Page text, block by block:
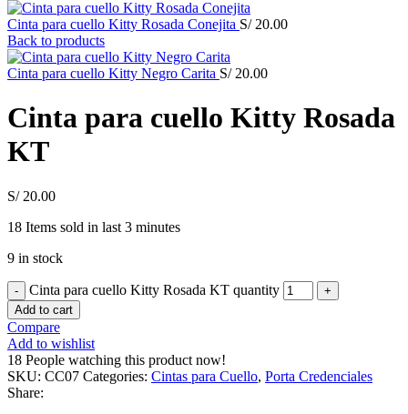
Cinta para cuello Kitty Rosada Conejita S/20.00
Back to products
Cinta para cuello Kitty Negro Carita S/20.00
Cinta para cuello Kitty Rosada
KT
S/20.00
18 Items sold in last 3 minutes
9 in stock
Cinta para cuello Kitty Rosada KT quantity
Add to cart
Compare
Add to wishlist
18 People watching this product now!
SKU: CC07 Categories: Cintas para Cuello, Porta Credenciales
Share: